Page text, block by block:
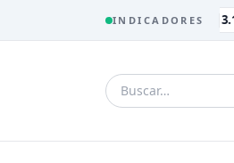
INDICADORES
TRM $